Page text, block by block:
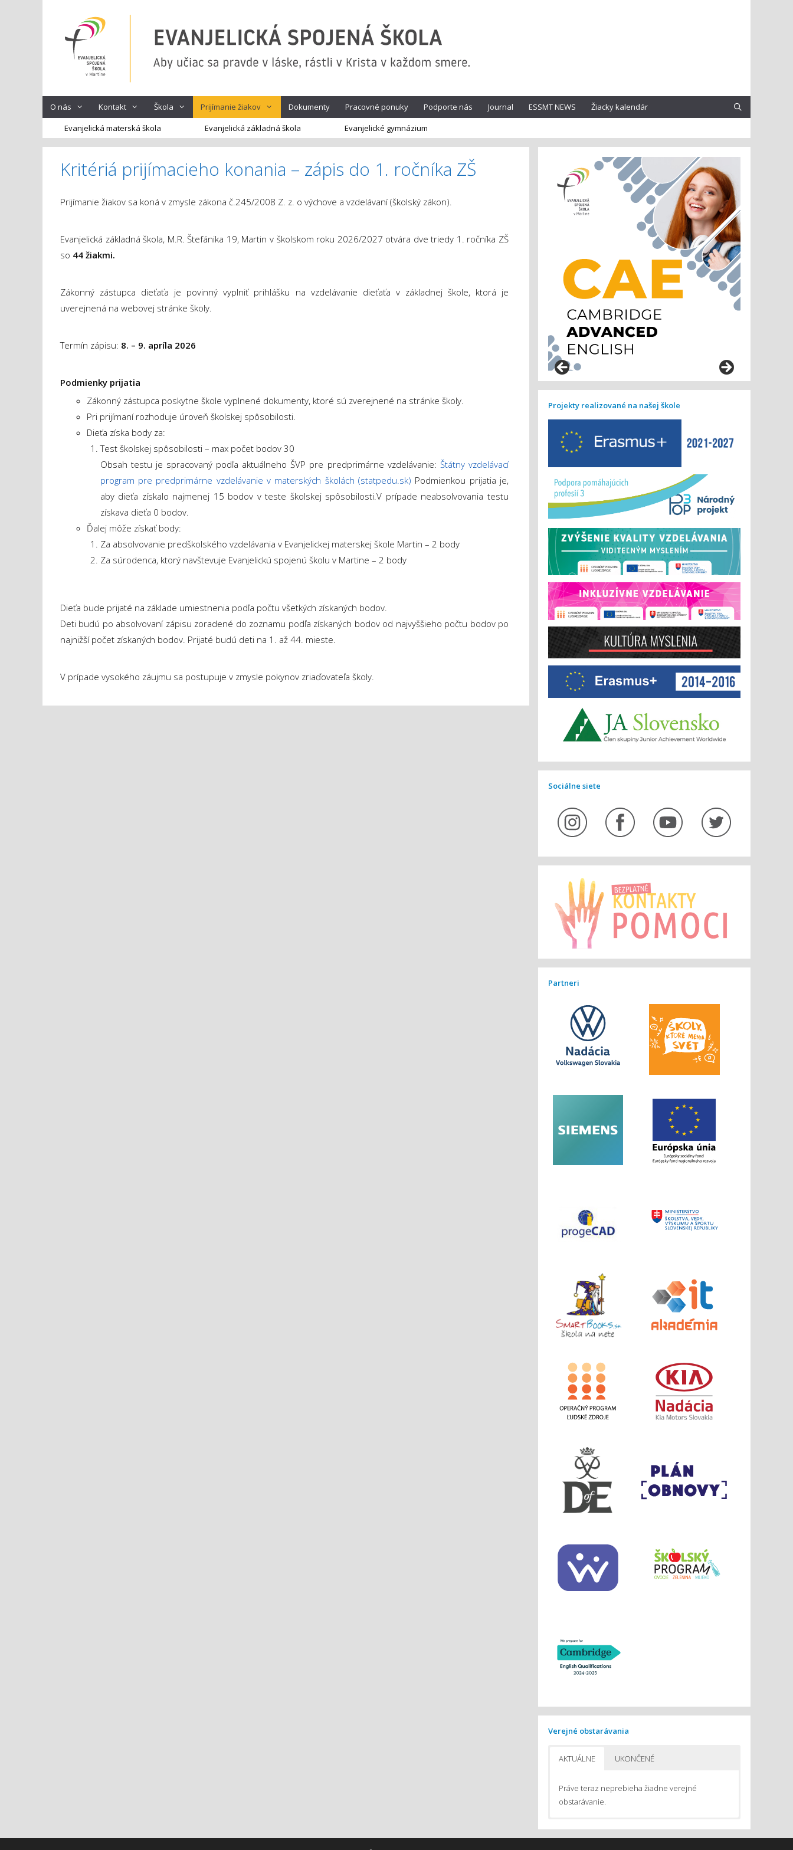
O nás Kontakt Škola Prijímanie žiakov Dokumenty Pracovné ponuky Podporte nás Journal ESSMT NEWS
Žiacky kalendár
Evanjelická materská škola
Evanjelická základná škola Evanjelické gymnázium
Kritériá prijímacieho konania – zápis do 1. ročníka ZŠ
Prijímanie žiakov sa koná v zmysle zákona č.245/2008 Z. z. o výchove a vzdelávaní (školský zákon).
Evanjelická základná škola, M.R. Štefánika 19, Martin v školskom roku 2026/2027 otvára dve triedy 1. ročníka ZŠ
so 44 žiakmi.
Zákonný zástupca dieťaťa je povinný vyplniť prihlášku na vzdelávanie dieťaťa v základnej škole, ktorá je
uverejnená na webovej stránke školy.
Termín zápisu: 8. – 9. apríla 2026
Podmienky prijatia
Zákonný zástupca poskytne škole vyplnené dokumenty, ktoré sú zverejnené na stránke školy.
Pri prijímaní rozhoduje úroveň školskej spôsobilosti.
Dieťa získa body za:
Test školskej spôsobilosti – max počet bodov 30
Obsah testu je spracovaný podľa aktuálneho ŠVP pre predprimárne vzdelávanie: Štátny vzdelávací
program pre predprimárne vzdelávanie v materských školách (statpedu.sk) Podmienkou prijatia je,
aby dieťa získalo najmenej 15 bodov v teste školskej spôsobilosti.V prípade neabsolvovania testu
získava dieťa 0 bodov.
Ďalej môže získať body:
Za absolvovanie predškolského vzdelávania v Evanjelickej materskej škole Martin – 2 body
Za súrodenca, ktorý navštevuje Evanjelickú spojenú školu v Martine – 2 body
Dieťa bude prijaté na základe umiestnenia podľa počtu všetkých získaných bodov.
Deti budú po absolvovaní zápisu zoradené do zoznamu podľa získaných bodov od najvyššieho počtu bodov po
najnižší počet získaných bodov. Prijaté budú deti na 1. až 44. mieste.
V prípade vysokého záujmu sa postupuje v zmysle pokynov zriaďovateľa školy.
Projekty realizované na našej škole
Sociálne siete
Partneri
Verejné obstarávania
AKTUÁLNE UKONČENÉ
Práve teraz neprebieha žiadne verejné
obstarávanie.